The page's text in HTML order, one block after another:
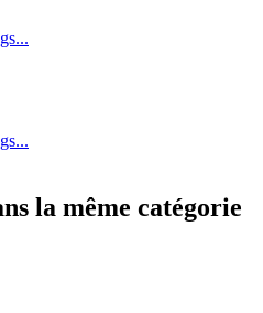
la même catégorie